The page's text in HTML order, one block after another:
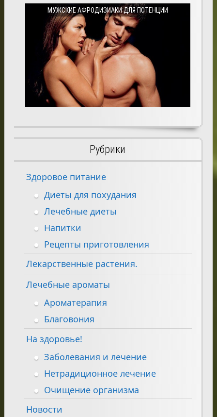
МУЖСКИЕ АФРОДИЗИАКИ ДЛЯ ПОТЕНЦИИ
Рубрики
Здоровое питание
Диеты для похудания
Лечебные диеты
Напитки
Рецепты приготовления
Лекарственные растения.
Лечебные ароматы
Ароматерапия
Благовония
На здоровье!
Заболевания и лечение
Нетрадиционное лечение
Очищение организма
Новости